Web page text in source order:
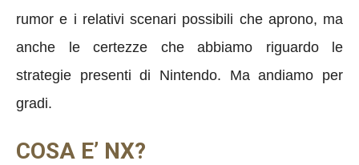
rumor e i relativi scenari possibili che aprono, ma
anche le certezze che abbiamo riguardo le
strategie presenti di Nintendo. Ma andiamo per
gradi.
COSA E’ NX?